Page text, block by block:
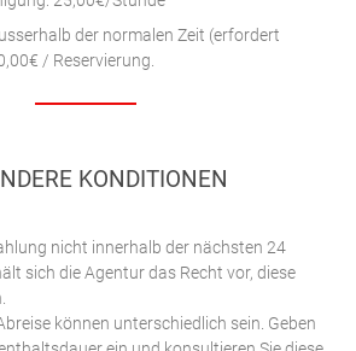
der normalen Zeit (erfordert
/ Reservierung.
KONDITIONEN
nicht innerhalb der nächsten 24
sich die Agentur das Recht vor, diese
können unterschiedlich sein. Geben